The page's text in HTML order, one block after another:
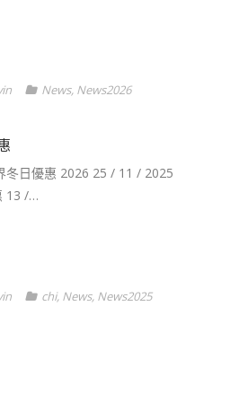
News, News2026
冬日優惠 2026 25 / 11 / 2025
13 /…
chi, News, News2025